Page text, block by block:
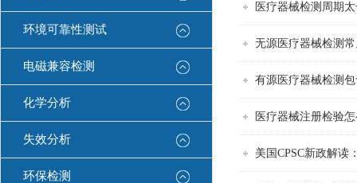
环境可靠性测试
电磁兼容检测
化学分析
失效分析
环保检测
医疗器械检测周期
无源医疗器械检测
有源医疗器械检测
医疗器械注册检验
美国CPSC新政解读